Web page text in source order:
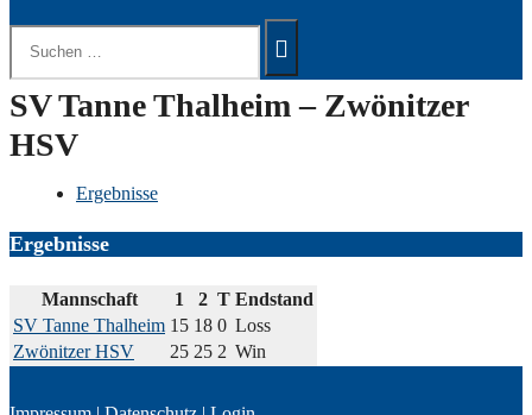
Suchen
nach:
SV Tanne Thalheim – Zwönitzer
HSV
Ergebnisse
Ergebnisse
Mannschaft 1 2 T Endstand
SV Tanne Thalheim 15 18 0 Loss
Zwönitzer HSV
25 25 2 Win